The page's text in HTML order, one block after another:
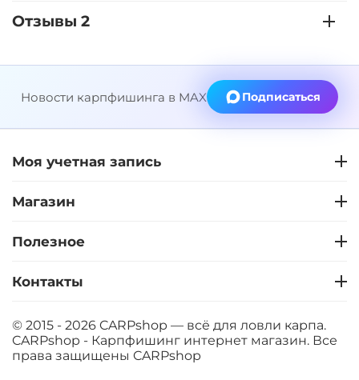
Отзывы 2
Новости карпфишинга в MAX Подписаться
Моя учетная запись
Магазин
Полезное
Контакты
© 2015 - 2026 CARPshop — всё для ловли карпа.
CARPshop - Карпфишинг интернет магазин. Все
права защищены CARPshop